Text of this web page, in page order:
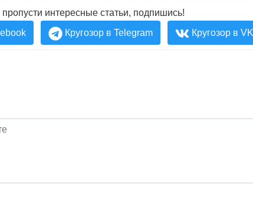
интересные статьи, подпишись!
Кругозор в Telegram Кругозор в